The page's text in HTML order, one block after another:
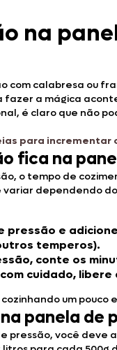
na
com calabresa ou
a mágica
é claro que não
para incrementar
fica na
o tempo de
dependendo
pressão e
temperos).
conte os
cuidado,
um
panela de
pressão, você